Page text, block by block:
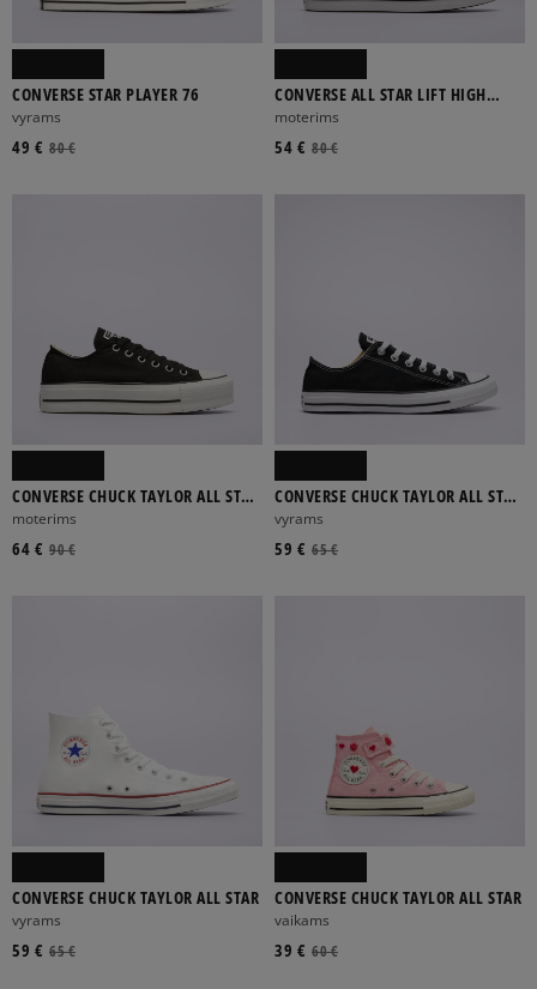
CONVERSE STAR PLAYER 76
vyrams
80 €
49 €
CONVERSE ALL STAR LIFT HIGH
PLATFORM
moterims
80 €
54 €
CONVERSE CHUCK TAYLOR ALL STAR
LIFT CANVAS LOW TOP
moterims
90 €
64 €
CONVERSE CHUCK TAYLOR ALL STAR
OX
vyrams
65 €
59 €
CONVERSE CHUCK TAYLOR ALL STAR
vyrams
65 €
59 €
CONVERSE CHUCK TAYLOR ALL STAR
vaikams
60 €
39 €